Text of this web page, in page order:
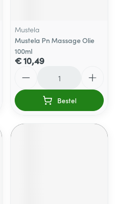
Mustela
Mustela Pn Massage Olie
100ml
€ 10,49
Bestel